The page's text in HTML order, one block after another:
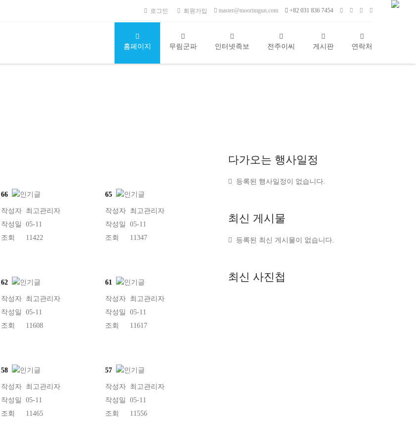
로그인 회원가입 master@moorimgun.com +82 031 836 7454
홈페이지 무림군파 인터넷족보 전주이씨 게시판 연락처
66
작성자 최고관리자
작성일
05-11
조회
11422
65
작성자 최고관리자
작성일
05-11
조회
11347
62
작성자 최고관리자
작성일
05-11
조회
11608
61
작성자 최고관리자
작성일
05-11
조회
11617
58
작성자 최고관리자
작성일
05-11
조회
11465
57
작성자 최고관리자
작성일
05-11
조회
11556
다가오는 행사일정
등록된 행사일정이 없습니다.
최신 게시물
등록된 최신 게시물이 없습니다.
최신 사진첩